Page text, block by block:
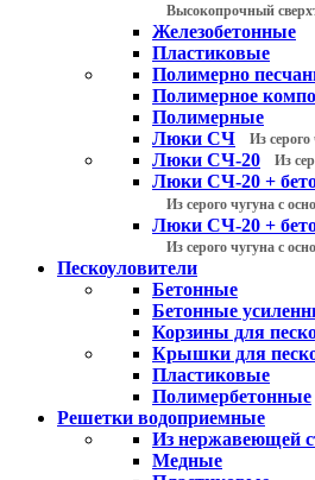
Высокопрочный
Железобетонные
Пластиковые
Полимерно
Полимерное
Полимерные
Люки СЧ
Из серого
Люки СЧ-20 Из
Люки СЧ-20 +
Из серого чугуна с
Люки СЧ-20 +
Из серого чугуна с
Пескоуловители
Бетонные
Бетонные
Корзины для
Крышки для
Пластиковые
Полимербетонные
Решетки водоприемные
Из нержавеющей
Медные